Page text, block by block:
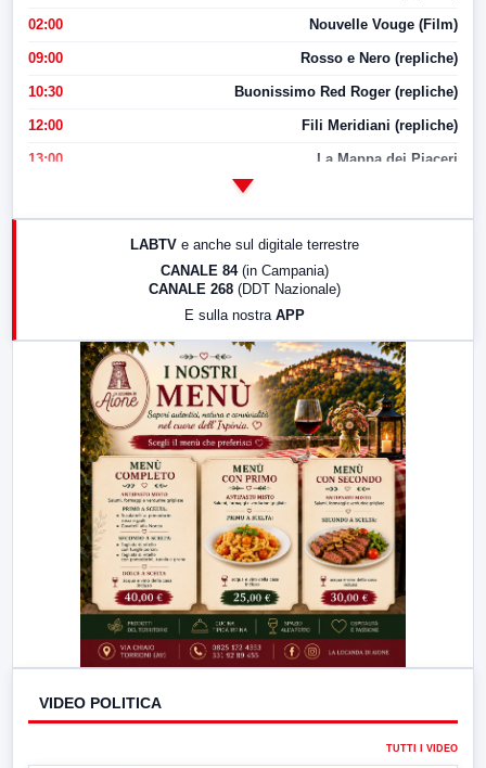
02:00 Nouvelle Vouge (Film)
09:00 Rosso e Nero (repliche)
10:30 Buonissimo Red Roger (repliche)
12:00 Fili Meridiani (repliche)
13:00 La Mappa dei Piaceri
17:00 LabNews (replica)
LabNews (replica)
LABTV e anche sul digitale terrestre
CANALE 84 (in Campania)
CANALE 268 (DDT Nazionale)
E sulla nostra APP
VIDEO POLITICA
TUTTI I VIDEO